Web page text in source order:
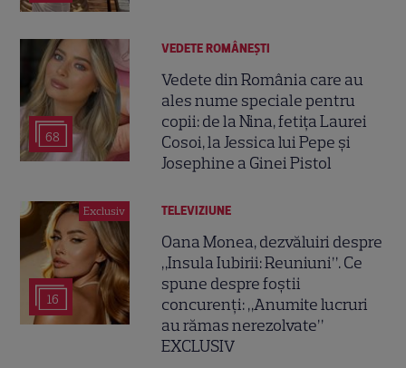
68
VEDETE ROMÂNEŞTI
Vedete din România care au
ales nume speciale pentru
copii: de la Nina, fetița Laurei
Cosoi, la Jessica lui Pepe și
Josephine a Ginei Pistol
Exclusiv
16
TELEVIZIUNE
Oana Monea, dezvăluiri despre
„Insula Iubirii: Reuniuni”. Ce
spune despre foștii
concurenți: „Anumite lucruri
au rămas nerezolvate”
EXCLUSIV